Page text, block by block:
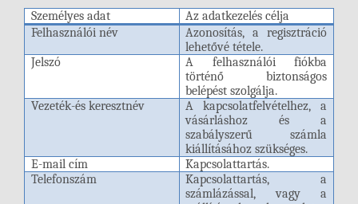
Személyes adat
Az adatkezelés célja
Felhasználói név
Azonosítás, a regisztráció
lehetővé tétele.
Jelszó
A felhasználói fiókba
történő biztonságos
belépést szolgálja.
Vezeték-és keresztnév
A kapcsolatfelvételhez, a
vásárláshoz és a
szabályszerű számla
kiállításához szükséges.
E-mail cím
Kapcsolattartás.
Telefonszám
Kapcsolattartás, a
számlázással, vagy a